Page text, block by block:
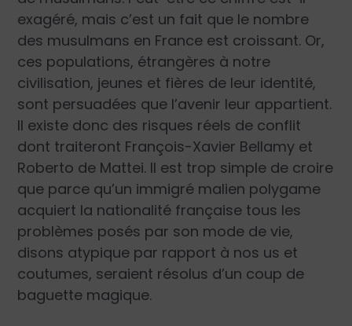
exagéré, mais c’est un fait que le nombre
des musulmans en France est croissant. Or,
ces populations, étrangères à notre
civilisation, jeunes et fières de leur identité,
sont persuadées que l’avenir leur appartient.
Il existe donc des risques réels de conflit
dont traiteront François-Xavier Bellamy et
Roberto de Mattei. Il est trop simple de croire
que parce qu’un immigré malien polygame
acquiert la nationalité française tous les
problèmes posés par son mode de vie,
disons atypique par rapport à nos us et
coutumes, seraient résolus d’un coup de
baguette magique.